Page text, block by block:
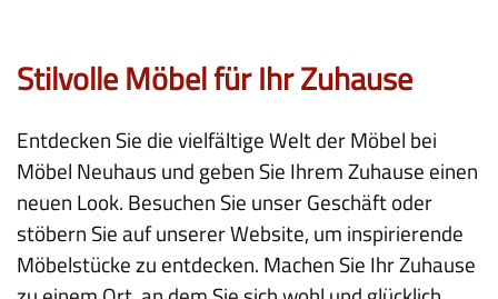
Stilvolle Möbel für Ihr Zuhause
Entdecken Sie die vielfältige Welt der Möbel bei
Möbel Neuhaus und geben Sie Ihrem Zuhause einen
neuen Look. Besuchen Sie unser Geschäft oder
stöbern Sie auf unserer Website, um inspirierende
Möbelstücke zu entdecken. Machen Sie Ihr Zuhause